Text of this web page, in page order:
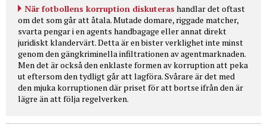
När fotbollens korruption diskuteras handlar det oftast
om det som går att åtala. Mutade domare, riggade matcher,
svarta pengar i en agents handbagage eller annat direkt
juridiskt klandervärt. Detta är en bister verklighet inte minst
genom den gängkriminella infiltrationen av agentmarknaden.
Men det är också den enklaste formen av korruption att peka
ut eftersom den tydligt går att lagföra. Svårare är det med
den mjuka korruptionen där priset för att bortse ifrån den är
lägre än att följa regelverken.